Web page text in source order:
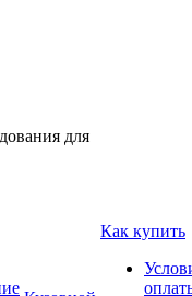
для
Как купить